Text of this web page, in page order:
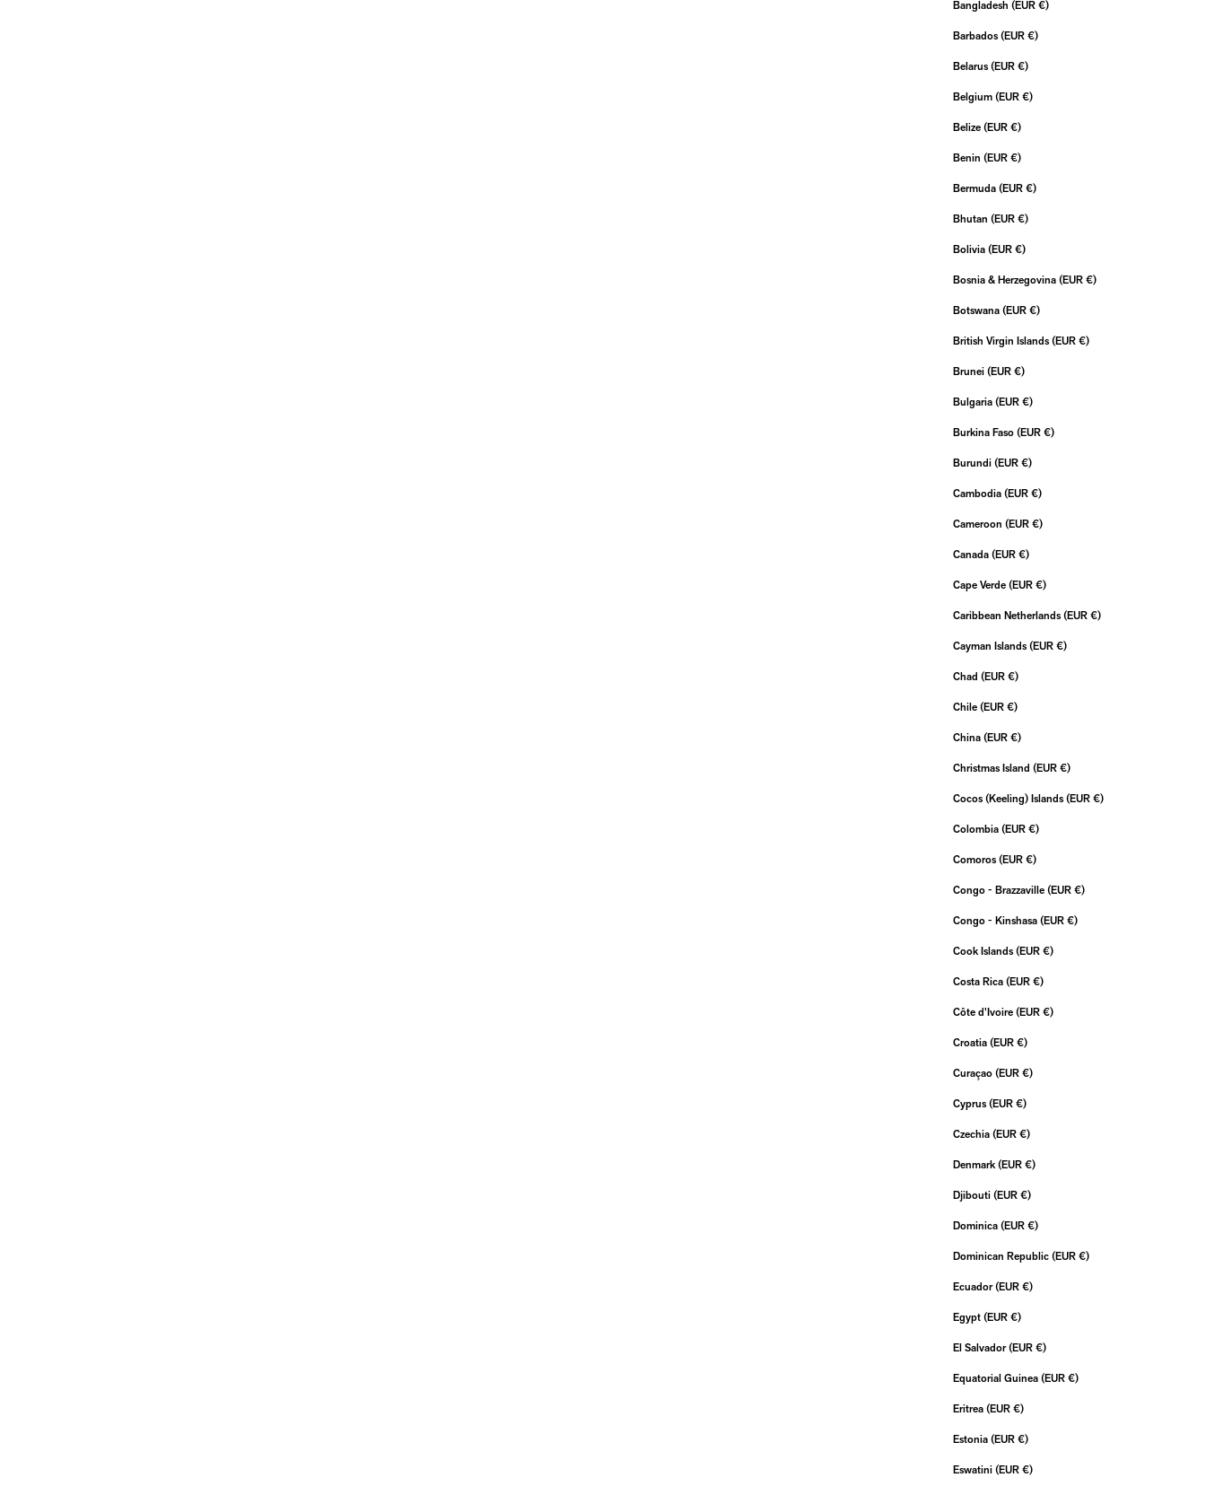
Bangladesh (EUR €)
Barbados (EUR €)
Belarus (EUR €)
Belgium (EUR €)
Belize (EUR €)
Benin (EUR €)
Bermuda (EUR €)
Bhutan (EUR €)
Bolivia (EUR €)
Bosnia & Herzegovina (EUR €)
Botswana (EUR €)
British Virgin Islands (EUR €)
Brunei (EUR €)
Bulgaria (EUR €)
Burkina Faso (EUR €)
Burundi (EUR €)
Cambodia (EUR €)
Cameroon (EUR €)
Canada (EUR €)
Cape Verde (EUR €)
Caribbean Netherlands (EUR €)
Cayman Islands (EUR €)
Chad (EUR €)
Chile (EUR €)
China (EUR €)
Christmas Island (EUR €)
Cocos (Keeling) Islands (EUR €)
Colombia (EUR €)
Comoros (EUR €)
Congo - Brazzaville (EUR €)
Congo - Kinshasa (EUR €)
Cook Islands (EUR €)
Costa Rica (EUR €)
Côte d’Ivoire (EUR €)
Croatia (EUR €)
Curaçao (EUR €)
Cyprus (EUR €)
Czechia (EUR €)
Denmark (EUR €)
Djibouti (EUR €)
Dominica (EUR €)
Dominican Republic (EUR €)
Ecuador (EUR €)
Egypt (EUR €)
El Salvador (EUR €)
Equatorial Guinea (EUR €)
Eritrea (EUR €)
Estonia (EUR €)
Eswatini (EUR €)